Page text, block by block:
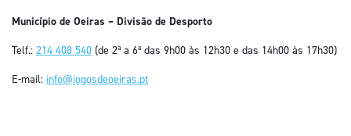
Município de Oeiras – Divisão de Desporto
Telf.: 214 408 540 (de 2ª a 6ª das 9h00 às 12h30 e das 14h00 às 17h30)
E-mail: info@jogosdeoeiras.pt